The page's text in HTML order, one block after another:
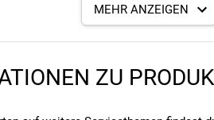
MEHR ANZEIGEN
ZU